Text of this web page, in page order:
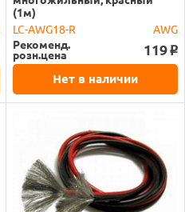
(1м)
LC-AWG18-R
AWG
Рекоменд.
розн.цена 119 o
Нет в наличии